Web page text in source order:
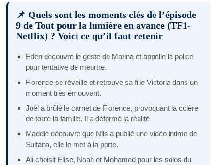
📌 Quels sont les moments clés de l’épisode
9 de Tout pour la lumière en avance (TF1-
Netflix) ? Voici ce qu’il faut retenir
Eden découvre le geste de Marina et appelle la police
pour tentative de meurtre.
Florence se réveille et retrouve sa fille Victoria dans un
moment très émouvant.
Joël a brûlé le carnet de Florence, provoquant la colère
de toute la famille. Il a déformé la réalité
Maddie découvre que Nils a publié une vidéo intime de
Sultana, elle le met à la porte.
Ali choisit Elise, Noah et Mohamed pour les solos du